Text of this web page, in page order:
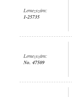
Lemezszám:
1-25735
Lemezszám:
No. 47509